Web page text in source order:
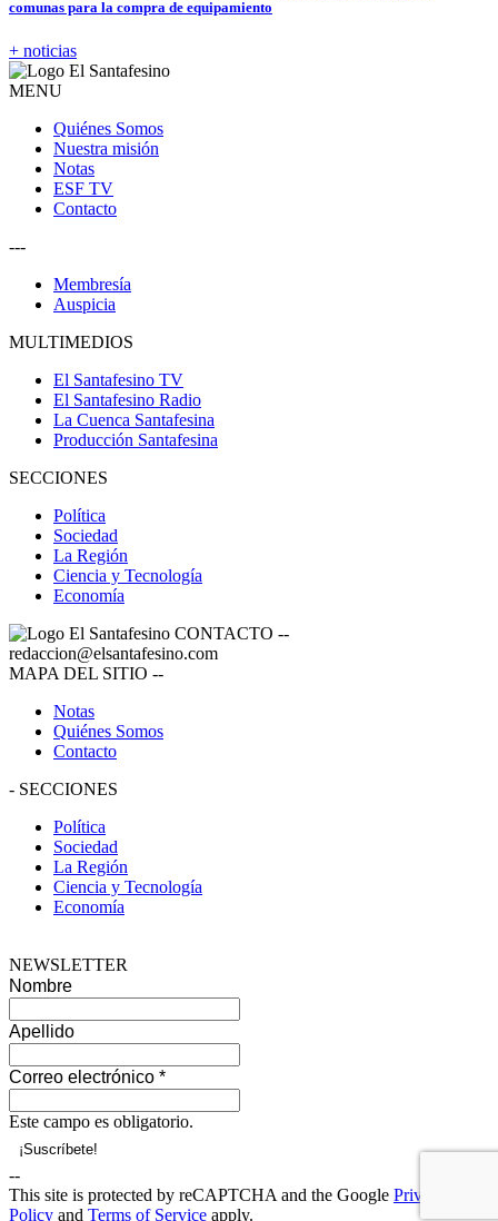
comunas para la compra de equipamiento
+ noticias
MENU
Quiénes Somos
Nuestra misión
Notas
ESF TV
Contacto
---
Membresía
Auspicia
MULTIMEDIOS
El Santafesino TV
El Santafesino Radio
La Cuenca Santafesina
Producción Santafesina
SECCIONES
Política
Sociedad
La Región
Ciencia y Tecnología
Economía
CONTACTO --
redaccion@elsantafesino.com
MAPA DEL SITIO --
Notas
Quiénes Somos
Contacto
- SECCIONES
Política
Sociedad
La Región
Ciencia y Tecnología
Economía
NEWSLETTER
Nombre
Apellido
Correo electrónico *
Este campo es obligatorio.
--
This site is protected by reCAPTCHA and the Google Privacy
Policy and Terms of Service apply.